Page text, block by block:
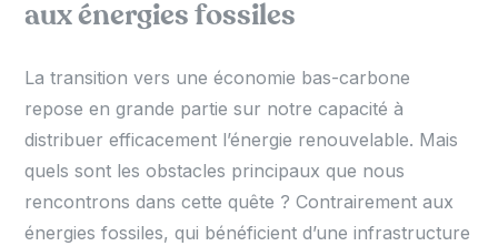
aux énergies fossiles
La transition vers une économie bas-carbone
repose en grande partie sur notre capacité à
distribuer efficacement l’énergie renouvelable. Mais
quels sont les obstacles principaux que nous
rencontrons dans cette quête ? Contrairement aux
énergies fossiles, qui bénéficient d’une infrastructure